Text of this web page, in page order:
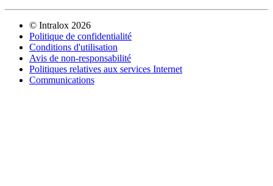
© Intralox 2026
Politique de confidentialité
Conditions d'utilisation
Avis de non-responsabilité
Politiques relatives aux services Internet
Communications